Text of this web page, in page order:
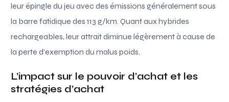
leur épingle du jeu avec des émissions généralement sous
la barre fatidique des 113 g/km. Quant aux hybrides
rechargeables, leur attrait diminue légèrement à cause de
la perte d’exemption du malus poids.
L’impact sur le pouvoir d’achat et les
stratégies d’achat